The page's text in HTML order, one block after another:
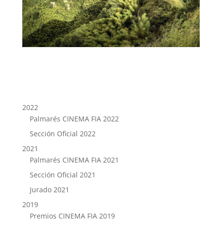
2022
Palmarés CINEMA FIA 2022
Sección Oficial 2022
2021
Palmarés CINEMA FIA 2021
Sección Oficial 2021
Jurado 2021
2019
Premios CINEMA FIA 2019